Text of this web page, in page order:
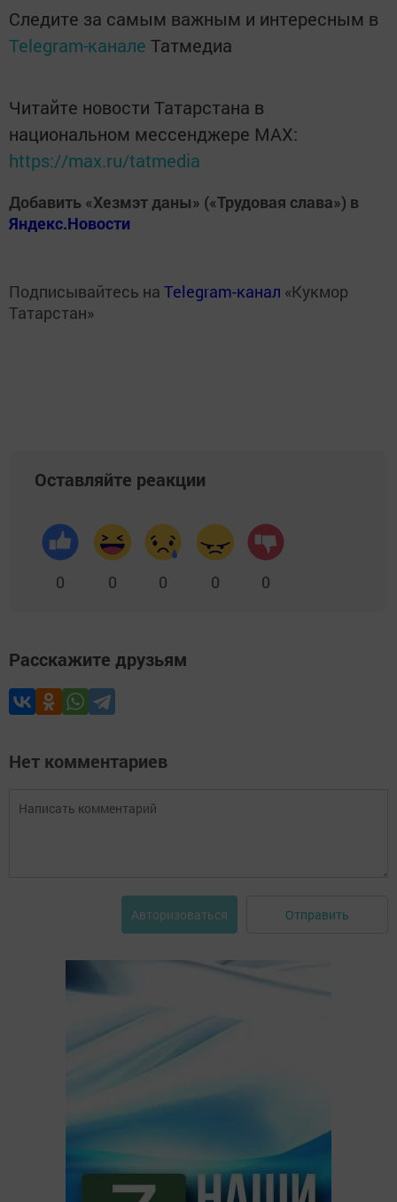
Следите за самым важным и интересным в
Telegram-канале Татмедиа
Читайте новости Татарстана в
национальном мессенджере MАХ:
https://max.ru/tatmedia
Добавить «Хезмэт даны» («Трудовая слава») в
Яндекс.Новости
Подписывайтесь на Telegram-канал «Кукмор
Татарстан»
Оставляйте реакции
0 0 0 0 0
Расскажите друзьям
Нет комментариев
Авторизоваться Отправить